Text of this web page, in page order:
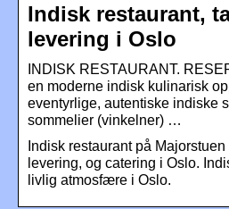
Indisk restaurant,
levering i Oslo
INDISK RESTAURANT.
en moderne indisk kulinarisk
eventyrlige, autentiske indiske
sommelier (vinkelner) …
Indisk restaurant på
levering, og catering i Oslo.
livlig atmosfære i Oslo.